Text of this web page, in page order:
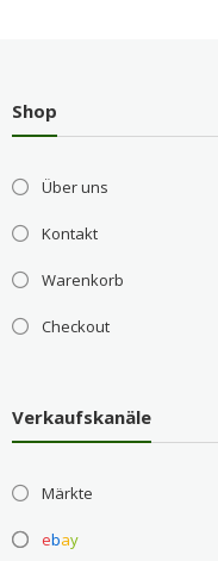
Shop
Über uns
Kontakt
Warenkorb
Checkout
Verkaufskanäle
Märkte
ebay